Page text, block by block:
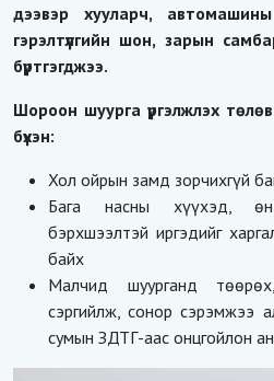
дээвэр хууларч,
гэрэлтүүлгийн шон, зарын
бүртгэгджээ.
Шороон шуурга үргэлжлэх
бүхэн:
Хол ойрын замд зорчихгүй
Бага насны хүүхэд,
бэрхшээлтэй иргэдийг
байх
Малчид шуурганд
сэргийлж, сонор сэрэмжээ
сумын ЗДТГ-аас онцгойлон